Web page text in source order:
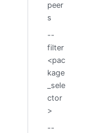
peer
s
--
filter
<pac
kage
_sele
ctor
>
--